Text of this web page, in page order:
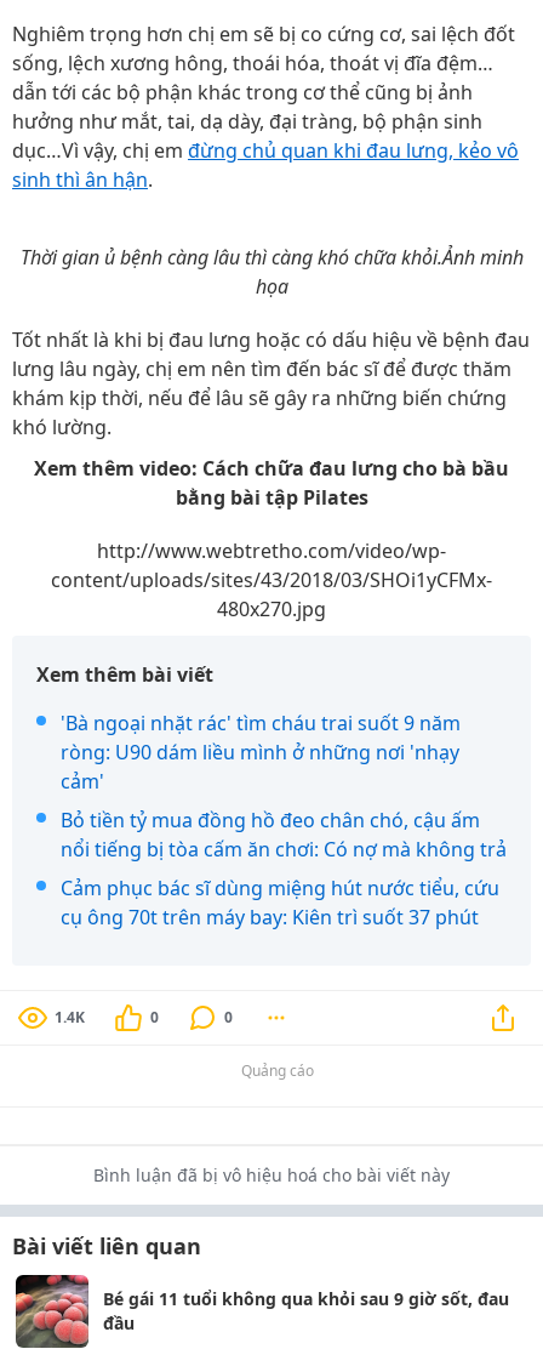
Nghiêm trọng hơn chị em sẽ bị co cứng cơ, sai lệch đốt
sống, lệch xương hông, thoái hóa, thoát vị đĩa đệm…
dẫn tới các bộ phận khác trong cơ thể cũng bị ảnh
hưởng như mắt, tai, dạ dày, đại tràng, bộ phận sinh
dục…Vì vậy, chị em đừng chủ quan khi đau lưng, kẻo vô
sinh thì ân hận.
Thời gian ủ bệnh càng lâu thì càng khó chữa khỏi.Ảnh minh
họa
Tốt nhất là khi bị đau lưng hoặc có dấu hiệu về bệnh đau
lưng lâu ngày, chị em nên tìm đến bác sĩ để được thăm
khám kịp thời, nếu để lâu sẽ gây ra những biến chứng
khó lường.
Xem thêm video: Cách chữa đau lưng cho bà bầu
bằng bài tập Pilates
http://www.webtretho.com/video/wp-
content/uploads/sites/43/2018/03/SHOi1yCFMx-
480x270.jpg
Xem thêm bài viết
'Bà ngoại nhặt rác' tìm cháu trai suốt 9 năm
ròng: U90 dám liều mình ở những nơi 'nhạy
cảm'
Bỏ tiền tỷ mua đồng hồ đeo chân chó, cậu ấm
nổi tiếng bị tòa cấm ăn chơi: Có nợ mà không trả
Cảm phục bác sĩ dùng miệng hút nước tiểu, cứu
cụ ông 70t trên máy bay: Kiên trì suốt 37 phút
1.4K 0 0
Quảng cáo
Bình luận đã bị vô hiệu hoá cho bài viết này
Bài viết liên quan
Bé gái 11 tuổi không qua khỏi sau 9 giờ sốt, đau
đầu